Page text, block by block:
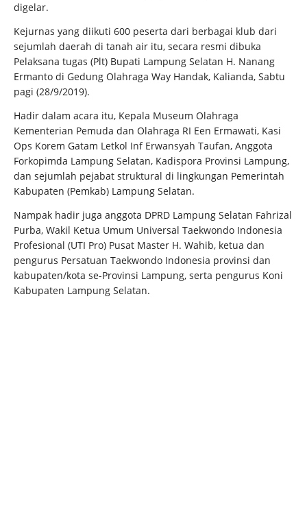
digelar.
Kejurnas yang diikuti 600 peserta dari berbagai klub dari
sejumlah daerah di tanah air itu, secara resmi dibuka
Pelaksana tugas (Plt) Bupati Lampung Selatan H. Nanang
Ermanto di Gedung Olahraga Way Handak, Kalianda, Sabtu
pagi (28/9/2019).
Hadir dalam acara itu, Kepala Museum Olahraga
Kementerian Pemuda dan Olahraga RI Een Ermawati, Kasi
Ops Korem Gatam Letkol Inf Erwansyah Taufan, Anggota
Forkopimda Lampung Selatan, Kadispora Provinsi Lampung,
dan sejumlah pejabat struktural di lingkungan Pemerintah
Kabupaten (Pemkab) Lampung Selatan.
Nampak hadir juga anggota DPRD Lampung Selatan Fahrizal
Purba, Wakil Ketua Umum Universal Taekwondo Indonesia
Profesional (UTI Pro) Pusat Master H. Wahib, ketua dan
pengurus Persatuan Taekwondo Indonesia provinsi dan
kabupaten/kota se-Provinsi Lampung, serta pengurus Koni
Kabupaten Lampung Selatan.